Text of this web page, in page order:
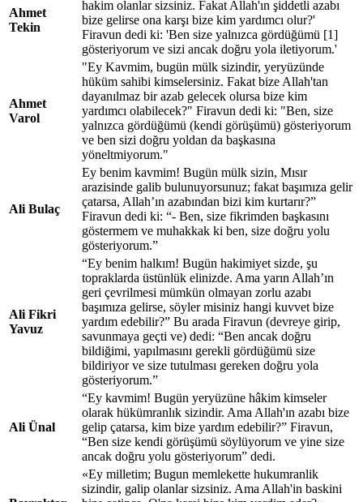
Ahmet
Tekin
hakim olanlar sizsiniz. Fakat Allah'ın şiddetli azabı
bize gelirse ona karşı bize kim yardımcı olur?'
Firavun dedi ki: 'Ben size yalnızca gördüğümü [1]
gösteriyorum ve sizi ancak doğru yola iletiyorum.'
Ahmet
Varol
"Ey Kavmim, bugün mülk sizindir, yeryüzünde
hüküm sahibi kimselersiniz. Fakat bize Allah'tan
dayanılmaz bir azab gelecek olursa bize kim
yardımcı olabilecek?" Firavun dedi ki: "Ben, size
yalnızca gördüğümü (kendi görüşümü) gösteriyorum
ve ben sizi doğru yoldan da başkasına
yöneltmiyorum."
Ali Bulaç
Ey benim kavmim! Bugün mülk sizin, Mısır
arazisinde galib bulunuyorsunuz; fakat başımıza gelir
çatarsa, Allah’ın azabından bizi kim kurtarır?”
Firavun dedi ki: “- Ben, size fikrimden başkasını
göstermem ve muhakkak ki ben, size doğru yolu
gösteriyorum.”
Ali Fikri
Yavuz
“Ey benim halkım! Bugün hakimiyet sizde, şu
topraklarda üstünlük elinizde. Ama yarın Allah’ın
geri çevrilmesi mümkün olmayan zorlu azabı
başımıza gelirse, söyler misiniz hangi kuvvet bize
yardım edebilir?” Bu arada Firavun (devreye girip,
savunmaya geçti ve) dedi: “Ben ancak doğru
bildiğimi, yapılmasını gerekli gördüğümü size
bildiriyor ve size tutulması gereken doğru yola
gösteriyorum.”
Ali Ünal
“Ey kavmim! Bugün yeryüzüne hâkim kimseler
olarak hükümranlık sizindir. Ama Allah'ın azabı bize
gelip çatarsa, kim bize yardım edebilir?” Firavun,
“Ben size kendi görüşümü söylüyorum ve yine size
ancak doğru yolu gösteriyorum” dedi.
«Ey milletim; Bugun memlekette hukumranlik
sizindir, galip olanlar sizsiniz. Ama Allah'in baskini